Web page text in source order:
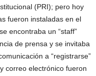
(PRI); pero hoy
fueron instaladas en el
encontraba un “staff”
de prensa y se invitaba
a “registrarse”
correo electrónico fueron